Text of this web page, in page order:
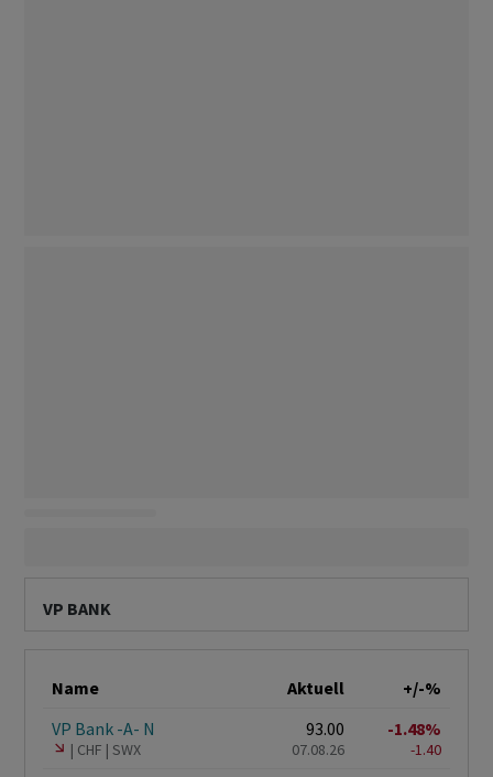
VP BANK
Name Aktuell
+/-%
VP Bank -A- N
CHF SWX
93.00
07.08.26
-1.48%
-1.40